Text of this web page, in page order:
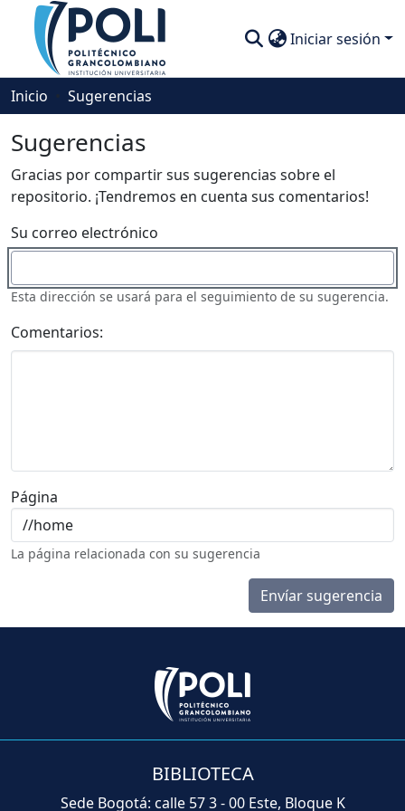
Iniciar sesión
Comunidades
Descubre
Estadísticas
Inicio Sugerencias
Sugerencias
Gracias por compartir sus sugerencias sobre el
repositorio. ¡Tendremos en cuenta sus comentarios!
Su correo electrónico
Esta dirección se usará para el seguimiento de su sugerencia.
Comentarios:
Página
La página relacionada con su sugerencia
Envíar sugerencia
BIBLIOTECA
Sede Bogotá: calle 57 3 - 00 Este, Bloque K